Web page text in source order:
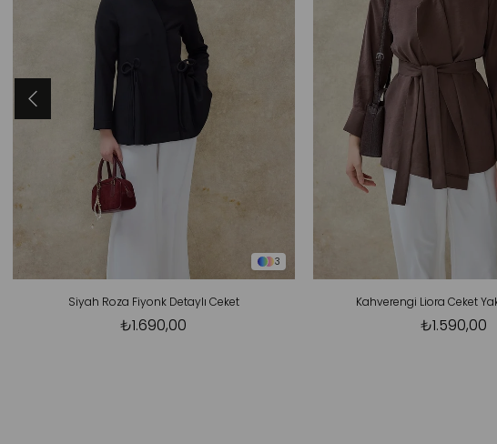
3
Siyah Roza Fiyonk Detaylı Ceket
₺1.690,00
Kahverengi Liora Ceket
₺1.590,00